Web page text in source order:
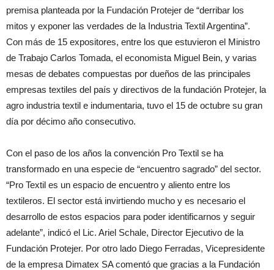
premisa planteada por la Fundación Protejer de “derribar los
mitos y exponer las verdades de la Industria Textil Argentina”.
Con más de 15 expositores, entre los que estuvieron el Ministro
de Trabajo Carlos Tomada, el economista Miguel Bein, y varias
mesas de debates compuestas por dueños de las principales
empresas textiles del país y directivos de la fundación Protejer, la
agro industria textil e indumentaria, tuvo el 15 de octubre su gran
día por décimo año consecutivo.
Con el paso de los años la convención Pro Textil se ha
transformado en una especie de “encuentro sagrado” del sector.
“Pro Textil es un espacio de encuentro y aliento entre los
textileros. El sector está invirtiendo mucho y es necesario el
desarrollo de estos espacios para poder identificarnos y seguir
adelante”, indicó el Lic. Ariel Schale, Director Ejecutivo de la
Fundación Protejer. Por otro lado Diego Ferradas, Vicepresidente
de la empresa Dimatex SA comentó que gracias a la Fundación